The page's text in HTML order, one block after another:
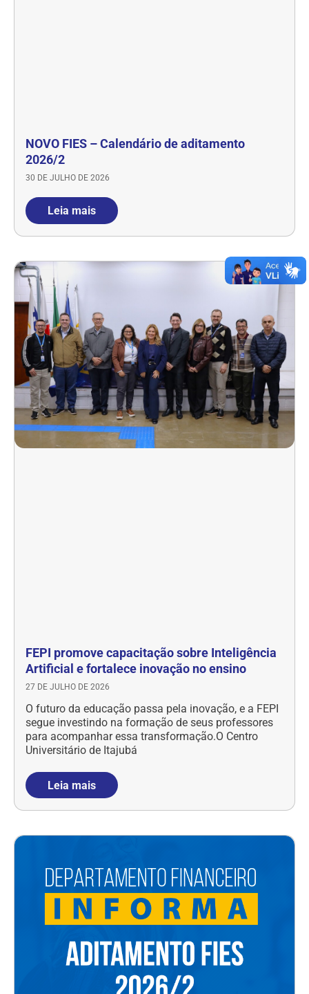
NOVO FIES – Calendário de aditamento
2026/2
30 DE JULHO DE 2026
Leia mais
FEPI promove capacitação sobre Inteligência
Artificial e fortalece inovação no ensino
27 DE JULHO DE 2026
O futuro da educação passa pela inovação, e a FEPI
segue investindo na formação de seus professores
para acompanhar essa transformação.O Centro
Universitário de Itajubá
Leia mais